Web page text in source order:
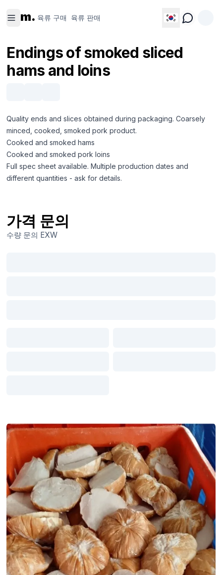
m. 육류 구매 육류 판매
매
매
Endings of smoked sliced
hams and loins
Quality ends and slices obtained during packaging. Coarsely
minced, cooked, smoked pork product.
Cooked and smoked hams
Cooked and smoked pork loins
Full spec sheet available. Multiple production dates and
different quantities - ask for details.
가격 문의
수량 문의 EXW